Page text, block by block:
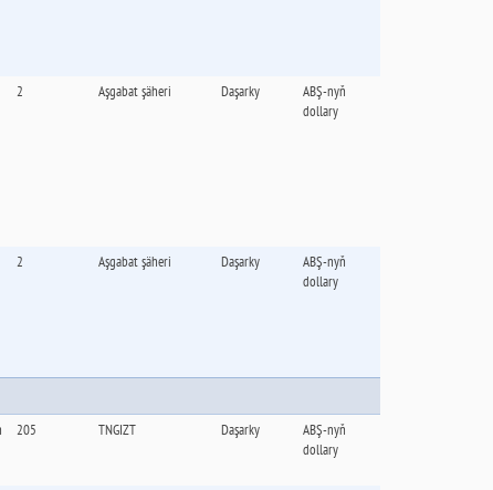
2 Aşgabat şäheri Daşarky
ABŞ-nyň
dollary
2 Aşgabat şäheri Daşarky
ABŞ-nyň
dollary
205 TNGIZT Daşarky
ABŞ-nyň
dollary